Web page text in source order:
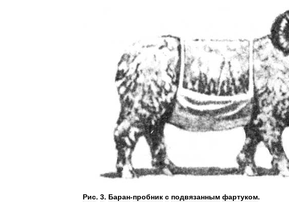
Рис. 3. Баран-пробник с подвязанным фартуком.